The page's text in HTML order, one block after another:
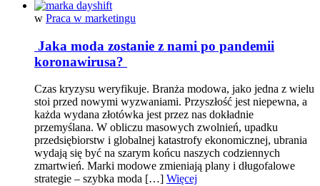
w Praca w marketingu
Jaka moda zostanie z nami po pandemii
koronawirusa?
Czas kryzysu weryfikuje. Branża modowa, jako jedna z wielu
stoi przed nowymi wyzwaniami. Przyszłość jest niepewna, a
każda wydana złotówka jest przez nas dokładnie
przemyślana. W obliczu masowych zwolnień, upadku
przedsiębiorstw i globalnej katastrofy ekonomicznej, ubrania
wydają się być na szarym końcu naszych codziennych
zmartwień. Marki modowe zmieniają plany i długofalowe
strategie – szybka moda […] Więcej